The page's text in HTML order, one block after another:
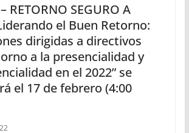
RETORNO SEGURO A
el Buen Retorno:
dirigidas a directivos
a la presencialidad y
en el 2022” se
el 17 de febrero (4:00